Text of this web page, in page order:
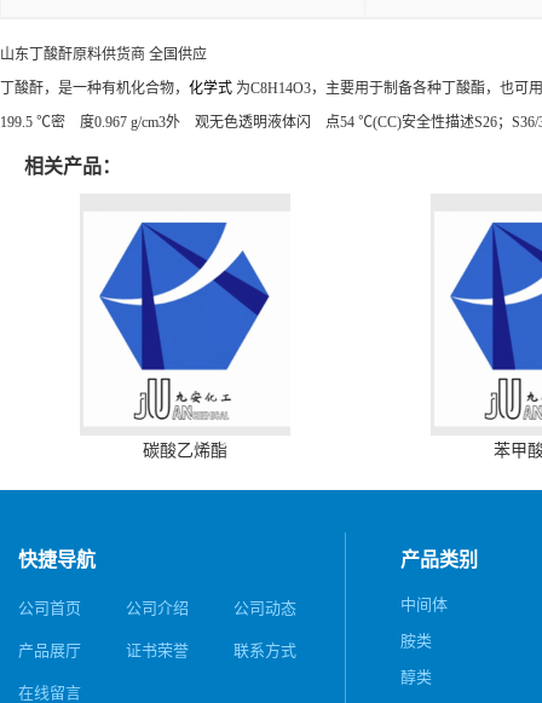
山东丁酸酐原料供货商 全国供应
丁酸酐，是一种有机化合物， 化学式 为C8H14O3，主要用于制备各种丁酸酯，也可
199.5 ℃密 度0.967 g/cm3外 观无色透明液体闪 点54 ℃(CC)安全性描述S26；S36/
相关产品：
碳酸乙烯酯 苯甲
快捷导航
公司首页 公司介绍 公司动态
产品展厅 证书荣誉 联系方式
在线留言
产品类别
中间体
胺类
醇类